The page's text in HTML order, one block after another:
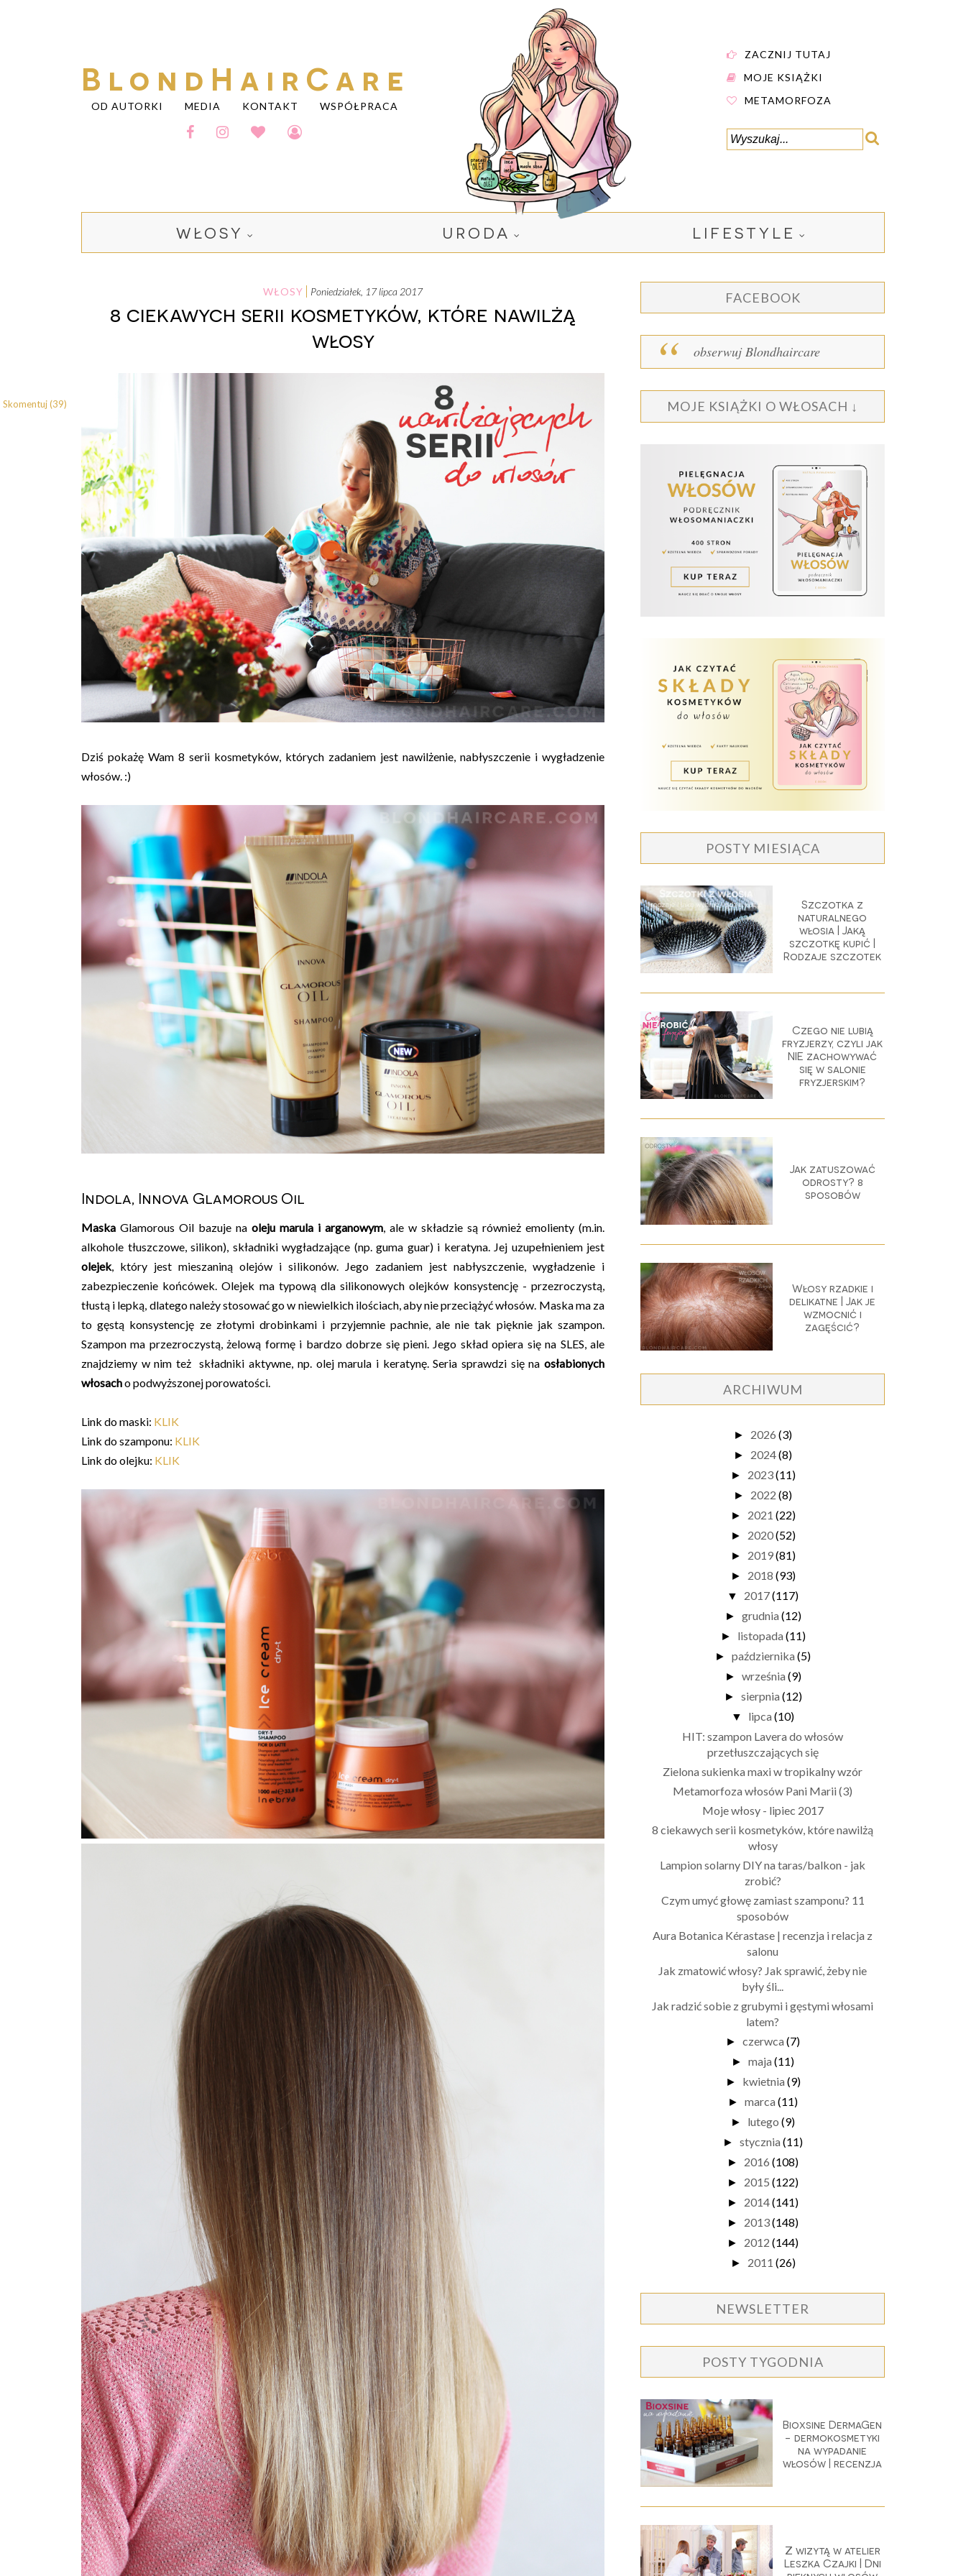
BlondHairCare
OD AUTORKI MEDIA KONTAKT WSPÓŁPRACA
ZACZNIJ TUTAJ
MOJE KSIĄŻKI
METAMORFOZA
WŁOSY URODA LIFESTYLE
WŁOSY poniedziałek, 17 lipca 2017
8 ciekawych serii kosmetyków, które nawilżą
włosy
Dziś pokażę Wam 8 serii kosmetyków, których zadaniem jest nawilżenie, nabłyszczenie i wygładzenie
włosów. :)
Indola, Innova Glamorous Oil
Maska Glamorous Oil bazuje na oleju marula i arganowym, ale w składzie są również emolienty (m.in.
alkohole tłuszczowe, silikon), składniki wygładzające (np. guma guar) i keratyna. Jej uzupełnieniem jest
olejek, który jest mieszaniną olejów i silikonów. Jego zadaniem jest nabłyszczenie, wygładzenie i
zabezpieczenie końcówek. Olejek ma typową dla silikonowych olejków konsystencję - przezroczystą,
tłustą i lepką, dlatego należy stosować go w niewielkich ilościach, aby nie przeciążyć włosów. Maska ma za
to gęstą konsystencję ze złotymi drobinkami i przyjemnie pachnie, ale nie tak pięknie jak szampon.
Szampon ma przezroczystą, żelową formę i bardzo dobrze się pieni. Jego skład opiera się na SLES, ale
znajdziemy w nim też składniki aktywne, np. olej marula i keratynę. Seria sprawdzi się na osłabionych
włosacho podwyższonej porowatości.
Link do maski: KLIK
Link do szamponu: KLIK
Link do olejku: KLIK
Skomentuj (39)
FACEBOOK
obserwuj Blondhaircare
MOJE KSIĄŻKI O WŁOSACH ↓
POSTY MIESIĄCA
Szczotka z
naturalnego
włosia | Jaką
szczotkę kupić |
Rodzaje szczotek
Czego nie lubią
fryzjerzy, czyli jak
NIE zachowywać
się w salonie
fryzjerskim?
Jak zatuszować
odrosty? 8
sposobów
Włosy rzadkie i
delikatne | Jak je
wzmocnić i
zagęścić?
ARCHIWUM
► 2026 (3)
► 2024(8)
► 2023(11)
► 2022 (8)
► 2021 (22)
► 2020(52)
► 2019(81)
► 2018 (93)
▼ 2017(117)
► grudnia (12)
► listopada (11)
► października (5)
► września (9)
► sierpnia (12)
▼ lipca (10)
HIT: szampon Lavera do włosów
przetłuszczających się
Zielona sukienka maxi w tropikalny wzór
Metamorfoza włosów Pani Marii (3)
Moje włosy - lipiec 2017
8 ciekawych serii kosmetyków, które nawilżą
włosy
Lampion solarny DIY na taras/balkon - jak
zrobić?
Czym umyć głowę zamiast szamponu? 11
sposobów
Aura Botanica Kérastase | recenzja i relacja z
salonu
Jak zmatowić włosy? Jak sprawić, żeby nie
były śli...
Jak radzić sobie z grubymi i gęstymi włosami
latem?
► czerwca (7)
► maja (11)
► kwietnia (9)
► marca (11)
► lutego (9)
► stycznia (11)
► 2016 (108)
► 2015 (122)
► 2014(141)
► 2013(148)
► 2012 (144)
► 2011 (26)
NEWSLETTER
POSTY TYGODNIA
Bioxsine DermaGen
- dermokosmetyki
na wypadanie
włosów | recenzja
Z wizytą w atelier
Leszka Czajki | Dni